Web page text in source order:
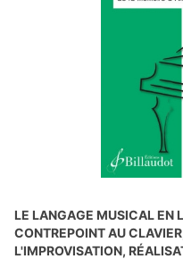
LE LANGAGE MUSICAL EN
CONTREPOINT AU
L'IMPROVISATION,